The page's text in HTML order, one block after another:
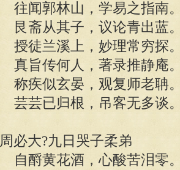
往闻郭林山，学易之指南
艮斋从其子，议论青出蓝
授徒兰溪上，妙理常穷探
真旨传何人，著录推静庵
称疾似玄晏，观复师老聃
芸芸已归根，吊客无多谈
周必大?九日哭子柔弟
自酹黄花酒，心酸苦泪零